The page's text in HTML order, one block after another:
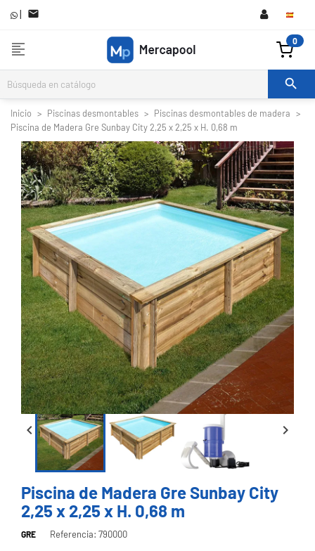
| 
format_align_left 0

Inicio Piscinas desmontables
Piscinas desmontables de madera
Piscina de Madera Gre Sunbay City 2,25 x 2,25 x H. 0,68 m
 
 
Piscina de Madera Gre Sunbay City
2,25 x 2,25 x H. 0,68 m
GRE Referencia: 790000